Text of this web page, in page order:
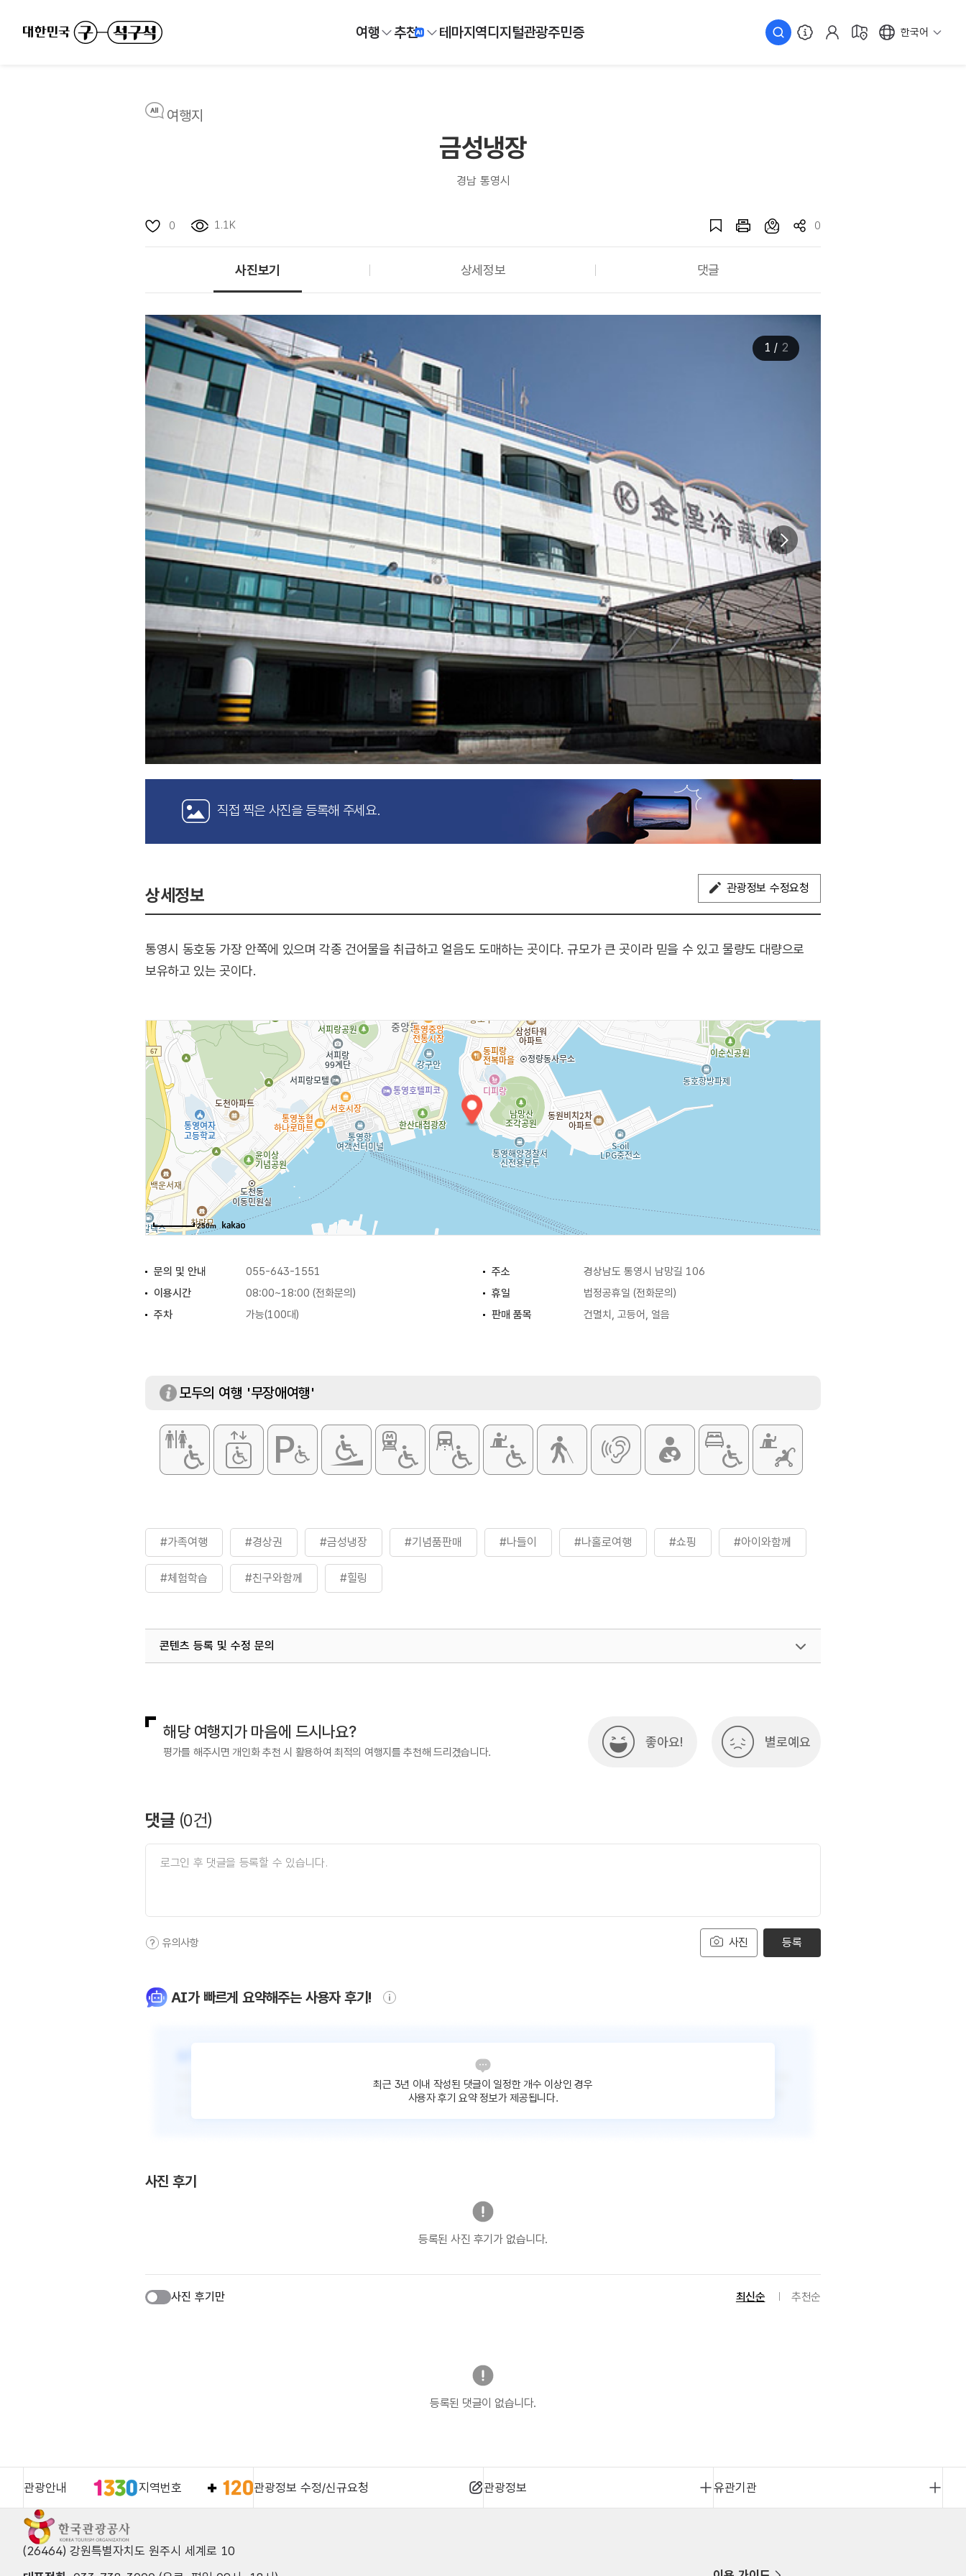
여행 추천 테마지역디지털관광주민증 한국어
여행지
금성냉장
경남 통영시
0 1.1K 0
사진보기 상세정보 댓글
1 / 2
직접 찍은 사진을 등록해 주세요.
상세정보 관광정보 수정요청
통영시 동호동 가장 안쪽에 있으며 각종 건어물을 취급하고 얼음도 도매하는 곳이다. 규모가 큰 곳이라 믿을 수 있고 물량도 대량으로
보유하고 있는 곳이다.
250m
문의 및 안내 055-643-1551 주소
경상남도 통영시 남망길 106
이용시간
08:00~18:00 (전화문의) 휴일
법정공휴일 (전화문의)
주차
가능(100대) 판매 품목 건멸치, 고등어, 얼음
모두의 여행 '무장애여행'
#가족여행 #경상권 #금성냉장 #기념품판매 #나들이 #나홀로여행 #쇼핑 #아이와함께
#체험학습 #친구와함께 #힐링
콘텐츠 등록 및 수정 문의
해당 여행지가 마음에 드시나요?
평가를 해주시면 개인화 추천 시 활용하여 최적의 여행지를 추천해 드리겠습니다.
좋아요! 별로예요
댓글 (0건)
사진
유의사항 등록
AI가 빠르게 요약해주는 사용자 후기!
최근 3년 이내 작성된 댓글이 일정한 개수 이상인 경우
사용자 후기 요약 정보가 제공됩니다.
사진 후기
등록된 사진 후기가 없습니다.
사진 후기만 최신순 추천순
등록된 댓글이 없습니다.
관광안내 지역번호 관광정보 수정/신규요청 관광정보 유관기관
(26464) 강원특별자치도 원주시 세계로 10